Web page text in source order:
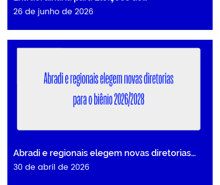
26 de junho de 2026
Abradi e regionais elegem novas diretorias…
30 de abril de 2026